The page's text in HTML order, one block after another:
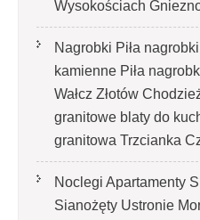
Wysokościach
Nagrobki Piła
kamienne Piła
Wałcz Złotów
granitowe blaty do
granitowa Trzcianka
Noclegi Apartamenty
Sianożęty Ustronie